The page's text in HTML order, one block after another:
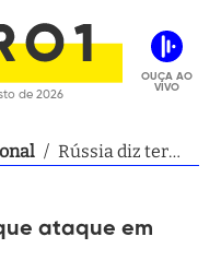
de 2026
OUÇA AO
VIVO
/ Rússia diz ter
Duma foi
ataque em